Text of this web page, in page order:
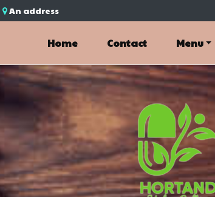
An address
Home Contact Menu